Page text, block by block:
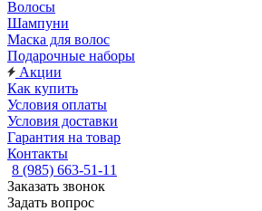
Волосы
Шампуни
Маска для волос
Подарочные наборы
Акции
Как купить
Условия оплаты
Условия доставки
Гарантия на товар
Контакты
8 (985) 663-51-11
Заказать звонок
Задать вопрос